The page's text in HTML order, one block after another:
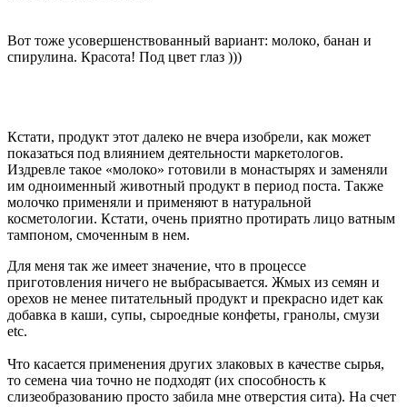
Вот тоже усовершенствованный вариант: молоко, банан и
спирулина. Красота! Под цвет глаз )))
Кстати, продукт этот далеко не вчера изобрели, как может
показаться под влиянием деятельности маркетологов.
Издревле такое «молоко» готовили в монастырях и заменяли
им одноименный животный продукт в период поста. Также
молочко применяли и применяют в натуральной
косметологии. Кстати, очень приятно протирать лицо ватным
тампоном, смоченным в нем.
Для меня так же имеет значение, что в процессе
приготовления ничего не выбрасывается. Жмых из семян и
орехов не менее питательный продукт и прекрасно идет как
добавка в каши, супы, сыроедные конфеты, гранолы, смузи
etc.
Что касается применения других злаковых в качестве сырья,
то семена чиа точно не подходят (их способность к
слизеобразованию просто забила мне отверстия сита). На счет